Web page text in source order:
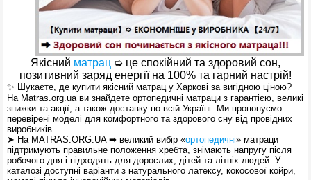
Якісний матрац ➭ це спокійний та здоровий сон,
позитивний заряд енергії на 100% та гарний настрій!
✨ Шукаєте, де купити якісний матрац у Харкові за вигідною ціною?
На Matras.org.ua ви знайдете ортопедичні матраци з гарантією, великі
знижки та акції, а також доставку по всій Україні. Ми пропонуємо
перевірені моделі для комфортного та здорового сну від провідних
виробників.
➤ На MATRAS.ORG.UA ➡ великий вибір «ортопедичні» матраци
підтримують правильне положення хребта, знімають напругу після
робочого дня і підходять для дорослих, дітей та літніх людей. У
каталозі доступні варіанти з натурального латексу, кокосової койри,